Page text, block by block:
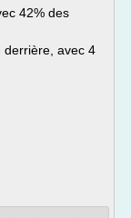
42% des
derrière, avec 4